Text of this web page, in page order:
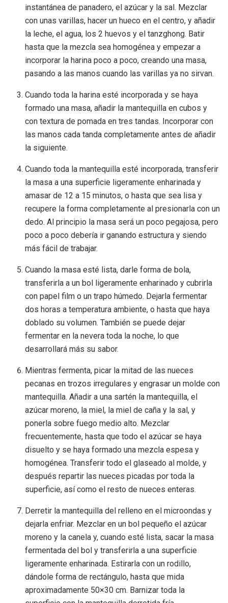
instantánea de panadero, el azúcar y la sal. Mezclar
con unas varillas, hacer un hueco en el centro, y añadir
la leche, el agua, los 2 huevos y el tanzghong. Batir
hasta que la mezcla sea homogénea y empezar a
incorporar la harina poco a poco, creando una masa,
pasando a las manos cuando las varillas ya no sirvan.
Cuando toda la harina esté incorporada y se haya
formado una masa, añadir la mantequilla en cubos y
con textura de pomada en tres tandas. Incorporar con
las manos cada tanda completamente antes de añadir
la siguiente.
Cuando toda la mantequilla esté incorporada, transferir
la masa a una superficie ligeramente enharinada y
amasar de 12 a 15 minutos, o hasta que sea lisa y
recupere la forma completamente al presionarla con un
dedo. Al principio la masa será un poco pegajosa, pero
poco a poco debería ir ganando estructura y siendo
más fácil de trabajar.
Cuando la masa esté lista, darle forma de bola,
transferirla a un bol ligeramente enharinado y cubrirla
con papel film o un trapo húmedo. Dejarla fermentar
dos horas a temperatura ambiente, o hasta que haya
doblado su volumen. También se puede dejar
fermentar en la nevera toda la noche, lo que
desarrollará más su sabor.
Mientras fermenta, picar la mitad de las nueces
pecanas en trozos irregulares y engrasar un molde con
mantequilla. Añadir a una sartén la mantequilla, el
azúcar moreno, la miel, la miel de caña y la sal, y
ponerla sobre fuego medio alto. Mezclar
frecuentemente, hasta que todo el azúcar se haya
disuelto y se haya formado una mezcla espesa y
homogénea. Transferir todo el glaseado al molde, y
después repartir las nueces picadas por toda la
superficie, así como el resto de nueces enteras.
Derretir la mantequilla del relleno en el microondas y
dejarla enfriar. Mezclar en un bol pequeño el azúcar
moreno y la canela y, cuando esté lista, sacar la masa
fermentada del bol y transferirla a una superficie
ligeramente enharinada. Estirarla con un rodillo,
dándole forma de rectángulo, hasta que mida
aproximadamente 50×30 cm. Barnizar toda la